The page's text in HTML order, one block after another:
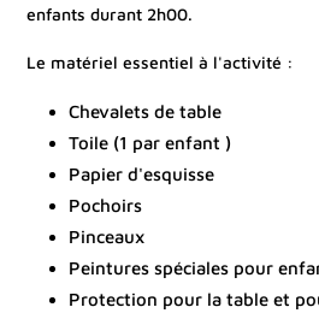
enfants durant 2h00.
Le matériel essentiel à l'activité :
Chevalets de table
Toile (1 par enfant )
Papier d'esquisse
Pochoirs
Pinceaux
Peintures spéciales pour
Protection pour la table et